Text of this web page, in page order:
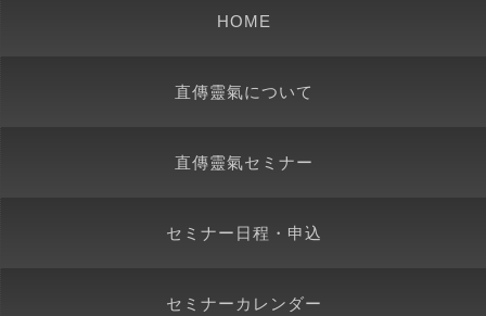
HOME
直傳靈氣について
直傳靈氣セミナー
セミナー日程・申込
セミナーカレンダー